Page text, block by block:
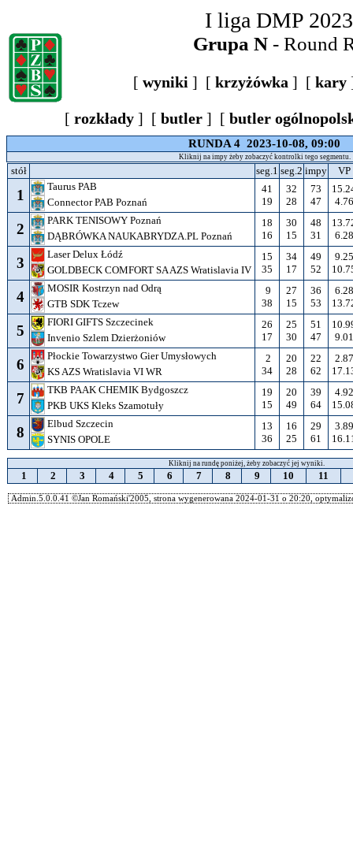
I liga DMP
Grupa N - Round
[ wyniki ] [ krzyżówka ] [ kary
[ rozkłady ] [ butler ] [ butler
RUNDA 4 2023-10-08, 09:00
Kliknij na impy żeby zobaczyć kontrolki tego segmentu.
stół seg.1 seg.2 impy VP
1
Taurus PAB
Connector PAB Poznań
41
19
32
28
73
47
4.76
2
PARK TENISOWY Poznań
DĄBRÓWKA NAUKABRYDZA.PL Poznań
18
16
30
15
48
31
6.28
3
Laser Delux Łódź
GOLDBECK COMFORT SA AZS Wratislavia IV
15
35
34
17
49
52
9.25
4
MOSIR Kostrzyn nad Odrą
GTB SDK Tczew
9
38
27
15
36
53
6.28
5
FIORI GIFTS Szczecinek
Invenio Szlem Dzierżoniów
26
17
25
30
51
47
9.01
6
Płockie Towarzystwo Gier Umysłowych
KS AZS Wratislavia VI WR
2
34
20
28
22
62
2.87
7
TKB PAAK CHEMIK Bydgoszcz
PKB UKS Kleks Szamotuły
19
15
20
49
39
64
4.92
8
Elbud Szczecin
SYNIS OPOLE
13
36
16
25
29
61
3.89
Kliknij na rundę poniżej, żeby zobaczyć jej wyniki.
1 2 3 4 5 6 7 8 9 10 11
Admin.5.0.0.41 ©Jan Romański'2005, strona wygenerowana 2024-01-31 o 20:20,